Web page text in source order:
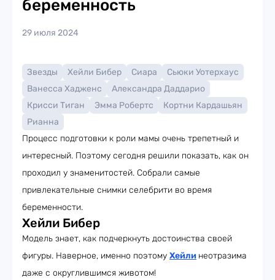
беременность
29 июля 2024
Звезды Хейли Бибер Сиара
Сьюки Уотерхаус
Ванесса Хадженс
Александра Даддарио
Крисси Тиган
Эмма Робертс
Кортни Кардашьян
Рианна
Процесс подготовки к роли мамы очень трепетный и
интересный. Поэтому сегодня решили показать, как он
проходил у знаменитостей. Собрали самые
привлекательные снимки селебрити во время
беременности.
Хейли Бибер
Модель знает, как подчеркнуть достоинства своей
фигуры. Наверное, именно поэтому Хейли неотразима
даже с округлившимся животом!